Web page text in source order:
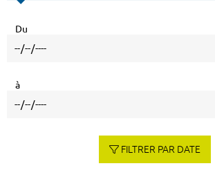
Du
à
FILTRER PAR DATE